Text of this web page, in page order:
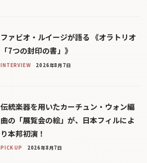
ファビオ・ルイージが語る 《オラトリオ
「7つの封印の書」》
INTERVIEW 2026年8月7日
伝統楽器を用いたカーチュン・ウォン編
曲の「展覧会の絵」が、日本フィルによ
り本邦初演！
PICK UP 2026年8月7日